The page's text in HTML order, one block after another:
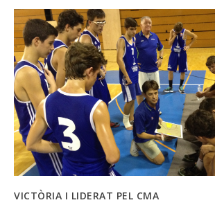
VICTÒRIA I LIDERAT PEL CMA